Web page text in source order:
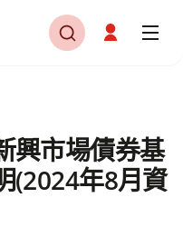
興市場債券基
(2024年8月資